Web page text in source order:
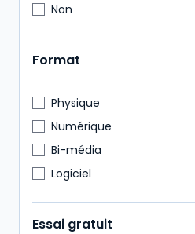
Non
Format
Physique
Numérique
Bi-média
Logiciel
Essai gratuit